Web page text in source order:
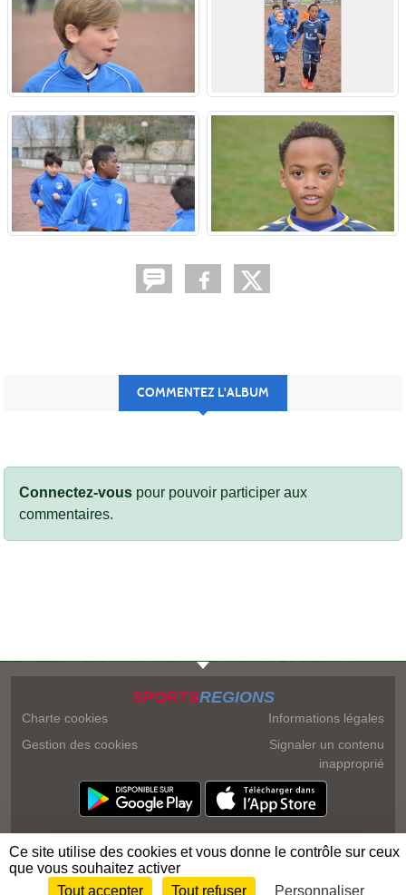
COMMENTEZ L'ALBUM
Connectez-vous pour pouvoir participer aux
commentaires.
SPORTSREGIONS
Charte cookies
Gestion des cookies
Informations légales
Signaler un contenu
inapproprié
Envie de participer ?
Ce site utilise des cookies et vous donne le contrôle sur ceux
que vous souhaitez activer
Tout accepter
Tout refuser Personnaliser